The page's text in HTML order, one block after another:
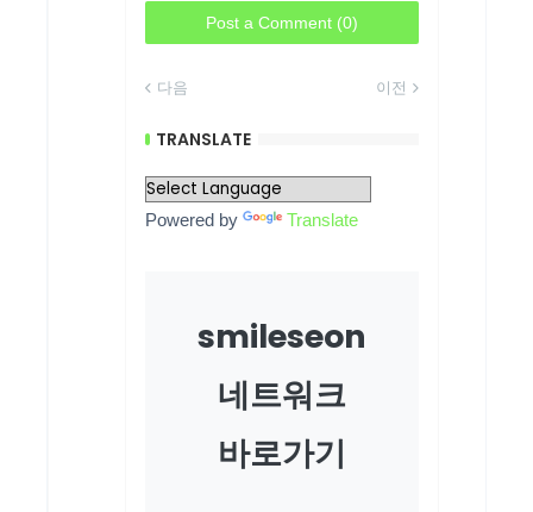
Post a Comment (0)
다음 이전
TRANSLATE
Powered by Translate
smileseon
네트워크
바로가기